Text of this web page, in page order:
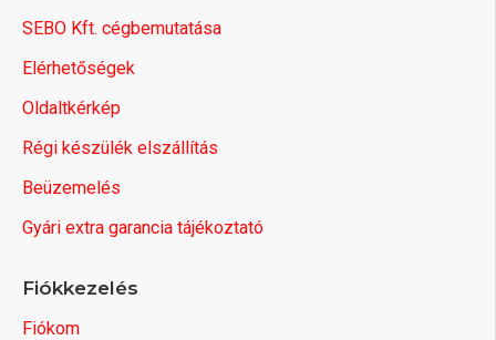
SEBO Kft. cégbemutatása
Elérhetőségek
Oldaltkérkép
Régi készülék elszállítás
Beüzemelés
Gyári extra garancia tájékoztató
Fiókkezelés
Fiókom